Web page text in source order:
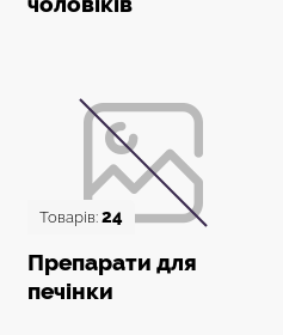
Товарів: 24
Препарати для
печінки